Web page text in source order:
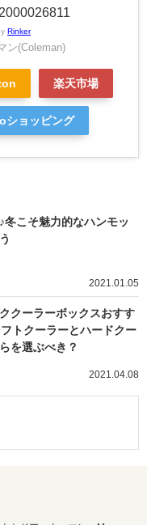
Rinker
ン(Coleman)
楽天市場
ショッピング
冬こそ魅力的なハンモッ
2021.01.05
クーラーボックスおすす
トクーラーとハードクー
を選ぶべき？
2021.04.08